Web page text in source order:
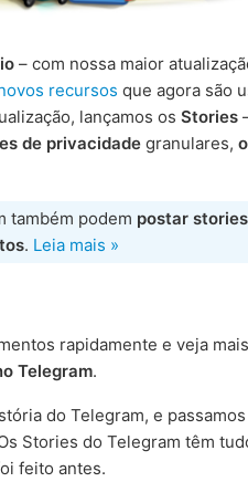
– com nossa maior
recursos que agora são
lançamos os Stories
de privacidade granulares,
também podem postar stories
. Leia mais »
rapidamente e veja
Telegram.
do Telegram, e passamos
Stories do Telegram têm
feito antes.